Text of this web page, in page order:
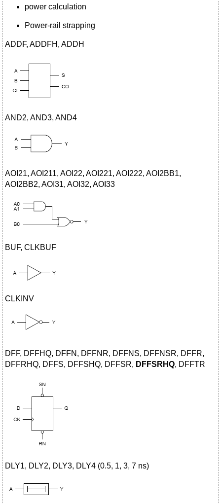
power calculation
Power-rail strapping
ADDF, ADDFH, ADDH
AND2, AND3, AND4
AOI21, AOI211, AOI22, AOI221, AOI222, AOI2BB1,
AOI2BB2, AOI31, AOI32, AOI33
BUF, CLKBUF
CLKINV
DFF, DFFHQ, DFFN, DFFNR, DFFNS, DFFNSR, DFFR,
DFFRHQ, DFFS, DFFSHQ, DFFSR, DFFSRHQ, DFFTR
DLY1, DLY2, DLY3, DLY4 (0.5, 1, 3, 7 ns)